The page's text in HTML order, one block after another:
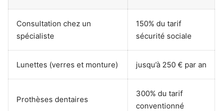
Consultation chez un
spécialiste
150% du tarif
sécurité sociale
Lunettes (verres et monture) jusqu’à 250 € par an
Prothèses dentaires
300% du tarif
conventionné